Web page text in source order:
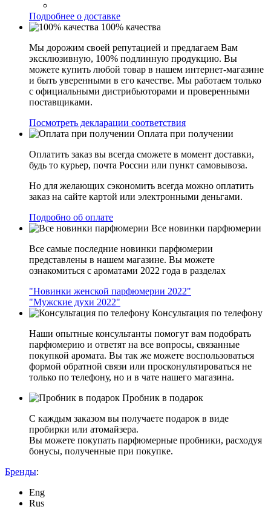
Подробнее о доставке
100% качества
Мы дорожим своей репутацией и предлагаем Вам
эксклюзивную, 100% подлинную продукцию. Вы
можете купить любой товар в нашем интернет-магазине
и быть уверенными в его качестве. Мы работаем только
с официальными дистрибьюторами и проверенными
поставщиками.
Посмотреть декларации соответствия
Оплата при получении
Оплатить заказ вы всегда сможете в момент доставки,
будь то курьер, почта России или пункт самовывоза.
Но для желающих сэкономить всегда можно оплатить
заказ на сайте картой или электронными деньгами.
Подробно об оплате
Все новинки парфюмерии
Все самые последние новинки парфюмерии
представлены в нашем магазине. Вы можете
ознакомиться с ароматами 2022 года в разделах
"Новинки женской парфюмерии 2022"
"Мужские духи 2022"
Консультация по телефону
Наши опытные консультанты помогут вам подобрать
парфюмерию и ответят на все вопросы, связанные
покупкой аромата. Вы так же можете воспользоваться
формой обратной связи или просконультироваться не
только по телефону, но и в чате нашего магазина.
Пробник в подарок
С каждым заказом вы получаете подарок в виде
пробирки или атомайзера.
Вы можете покупать парфюмерные пробники, расходуя
бонусы, полученные при покупке.
Бренды:
Eng
Rus